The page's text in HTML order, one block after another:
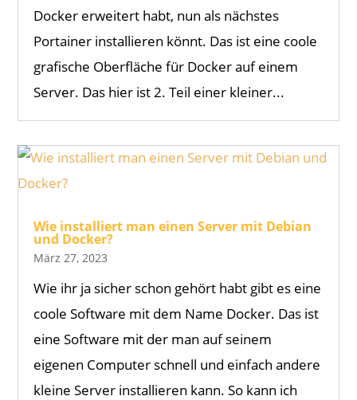
Docker erweitert habt, nun als nächstes
Portainer installieren könnt. Das ist eine coole
grafische Oberfläche für Docker auf einem
Server. Das hier ist 2. Teil einer kleiner...
Wie installiert man einen Server mit Debian
und Docker?
März 27, 2023
Wie ihr ja sicher schon gehört habt gibt es eine
coole Software mit dem Name Docker. Das ist
eine Software mit der man auf seinem
eigenen Computer schnell und einfach andere
kleine Server installieren kann. So kann ich